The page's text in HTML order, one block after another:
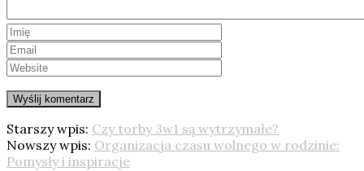
Starszy wpis: Czy torby 3w1 są wytrzymałe?
Nowszy wpis: Organizacja czasu wolnego w rodzinie:
Pomysły i inspiracje